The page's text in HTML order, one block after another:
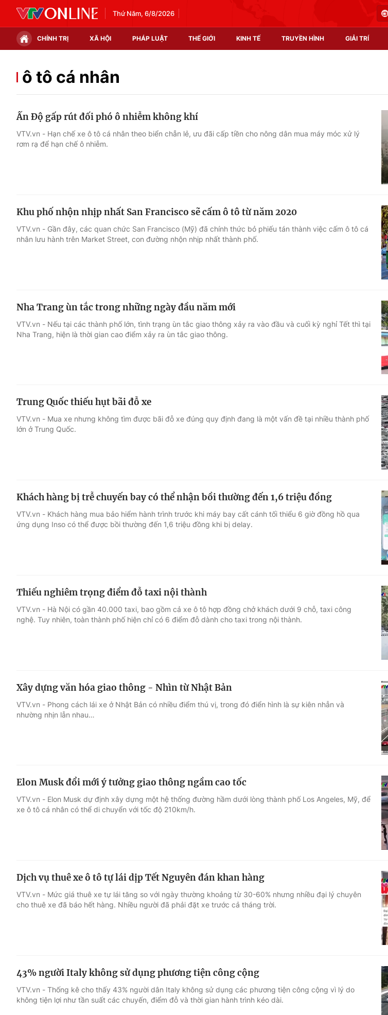
Thứ Năm, 6/8/2026
CHÍNH TRỊ XÃ HỘI PHÁP LUẬT THẾ GIỚI KINH TẾ TRUYỀN HÌNH GIẢI TRÍ
Chính trị
Thế giới đó đây
Điện ảnh
Âm nhạc
Sao
Du lịch
Làm đẹp
Chất lượng cuộc sống
Học trực tuyến
ô tô cá nhân
Ấn Độ gấp rút đối phó ô nhiễm không khí
VTV.vn - Hạn chế xe ô tô cá nhân theo biển chẵn lẻ, ưu đãi cấp tiền cho nông dân mua máy móc xử lý
rơm rạ để hạn chế ô nhiễm.
Khu phố nhộn nhịp nhất San Francisco sẽ cấm ô tô từ năm 2020
VTV.vn - Gần đây, các quan chức San Francisco (Mỹ) đã chính thức bỏ phiếu tán thành việc cấm ô tô cá
nhân lưu hành trên Market Street, con đường nhộn nhịp nhất thành phố.
Nha Trang ùn tắc trong những ngày đầu năm mới
VTV.vn - Nếu tại các thành phố lớn, tình trạng ùn tắc giao thông xảy ra vào đầu và cuối kỳ nghỉ Tết thì tại
Nha Trang, hiện là thời gian cao điểm xảy ra ùn tắc giao thông.
Trung Quốc thiếu hụt bãi đỗ xe
VTV.vn - Mua xe nhưng không tìm được bãi đỗ xe đúng quy định đang là một vấn đề tại nhiều thành phố
lớn ở Trung Quốc.
Khách hàng bị trễ chuyến bay có thể nhận bồi thường đến 1,6 triệu đồng
VTV.vn - Khách hàng mua bảo hiểm hành trình trước khi máy bay cất cánh tối thiểu 6 giờ đồng hồ qua
ứng dụng Inso có thể được bồi thường đến 1,6 triệu đồng khi bị delay.
Thiếu nghiêm trọng điểm đỗ taxi nội thành
VTV.vn - Hà Nội có gần 40.000 taxi, bao gồm cả xe ô tô hợp đồng chở khách dưới 9 chỗ, taxi công
nghệ. Tuy nhiên, toàn thành phố hiện chỉ có 6 điểm đỗ dành cho taxi trong nội thành.
Xây dựng văn hóa giao thông - Nhìn từ Nhật Bản
VTV.vn - Phong cách lái xe ở Nhật Bản có nhiều điểm thú vị, trong đó điển hình là sự kiên nhẫn và
nhường nhịn lẫn nhau…
Elon Musk đổi mới ý tưởng giao thông ngầm cao tốc
VTV.vn - Elon Musk dự định xây dựng một hệ thống đường hầm dưới lòng thành phố Los Angeles, Mỹ, để
xe ô tô cá nhân có thể di chuyển với tốc độ 210km/h.
Dịch vụ thuê xe ô tô tự lái dịp Tết Nguyên đán khan hàng
VTV.vn - Mức giá thuê xe tự lái tăng so với ngày thường khoảng từ 30-60% nhưng nhiều đại lý chuyên
cho thuê xe đã báo hết hàng. Nhiều người đã phải đặt xe trước cả tháng trời.
43% người Italy không sử dụng phương tiện công cộng
VTV.vn - Thống kê cho thấy 43% người dân Italy không sử dụng các phương tiện công cộng vì lý do
không tiện lợi như tần suất các chuyến, điểm đỗ và thời gian hành trình kéo dài.